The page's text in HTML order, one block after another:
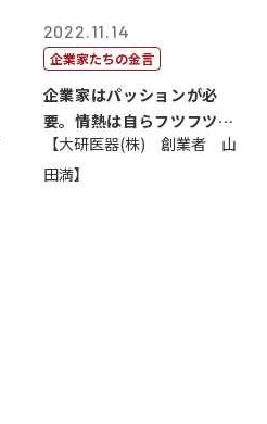
2022.11.14
企業家たちの金言
企業家はパッションが必
要。情熱は自らフツフツと
湧いてくるもの...
【大研医器(株) 創業者 山
田満】